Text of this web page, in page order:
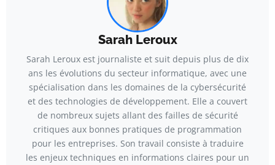
Sarah Leroux
Sarah Leroux est journaliste et suit depuis plus de dix
ans les évolutions du secteur informatique, avec une
spécialisation dans les domaines de la cybersécurité
et des technologies de développement. Elle a couvert
de nombreux sujets allant des failles de sécurité
critiques aux bonnes pratiques de programmation
pour les entreprises. Son travail consiste à traduire
les enjeux techniques en informations claires pour un